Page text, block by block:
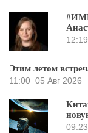
12:19
Этим летом
11:00 05 Авг 2026
09:23